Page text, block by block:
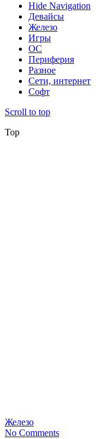
Hide Navigation
Девайсы
Железо
Игры
ОС
Периферия
Разное
Сети, интернет
Софт
Scroll to top
Top
Железо
No Comments